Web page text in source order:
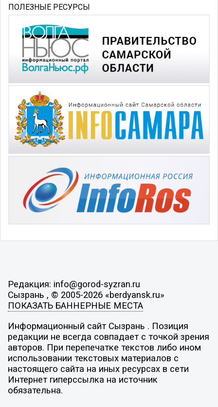
ПОЛЕЗНЫЕ РЕСУРСЫ
Редакция: info@gorod-syzran.ru
Сызрань , © 2005-2026 «berdyansk.ru»
ПОКАЗАТЬ БАННЕРНЫЕ МЕСТА
Информационный сайт Сызрань . Позиция
редакции не всегда совпадает с точкой зрения
авторов. При перепечатке текстов либо ином
использовании текстовых материалов с
настоящего сайта на иных ресурсах в сети
Интернет гиперссылка на источник
обязательна.